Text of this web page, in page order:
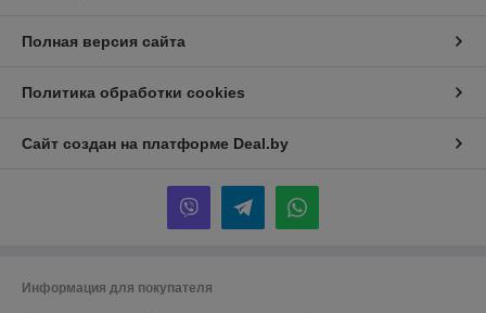
Полная версия сайта
Политика обработки cookies
Сайт создан на платформе Deal.by
Информация для покупателя